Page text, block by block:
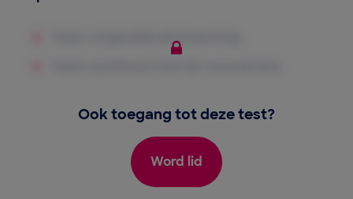
Ook toegang tot deze test?
Word lid